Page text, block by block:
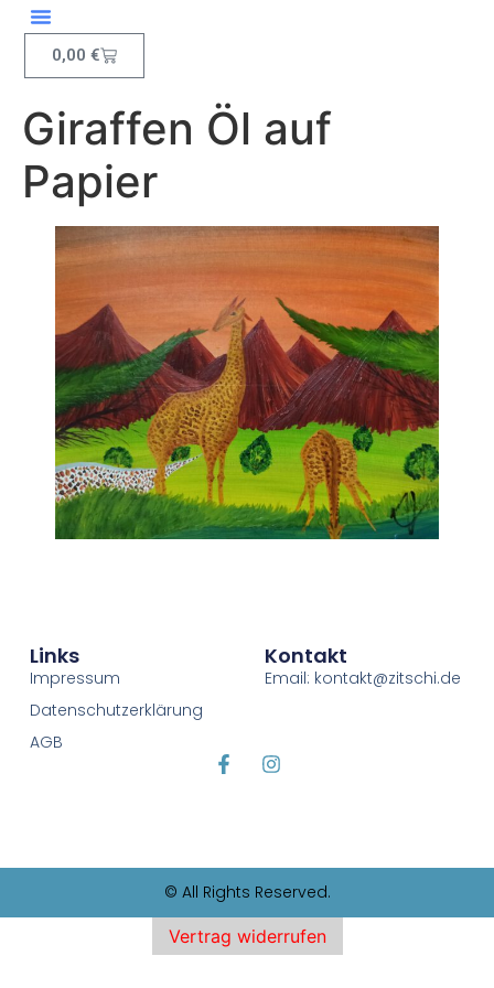
springen
0,00€
Giraffen Öl auf
Papier
Links
Impressum
Datenschutzerklärung
AGB
Kontakt
Email: kontakt@zitschi.de
© All Rights Reserved.
Vertrag widerrufen